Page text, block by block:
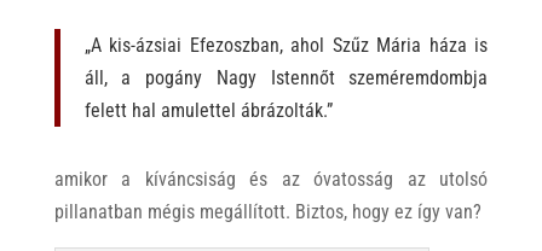
„A kis-ázsiai Efezoszban, ahol Szűz Mária háza is
áll, a pogány Nagy Istennőt szeméremdombja
felett hal amulettel ábrázolták.”
amikor a kíváncsiság és az óvatosság az utolsó
pillanatban mégis megállított. Biztos, hogy ez így van?